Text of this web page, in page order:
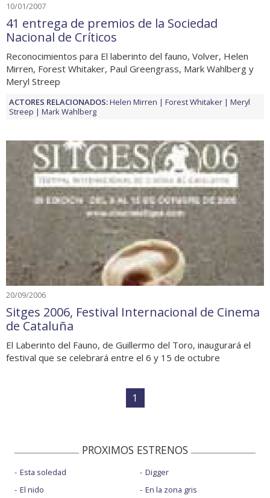
10/01/2007
41 entrega de premios de la Sociedad
Nacional de Críticos
Reconocimientos para El laberinto del fauno, Volver, Helen
Mirren, Forest Whitaker, Paul Greengrass, Mark Wahlberg y
Meryl Streep
ACTORES RELACIONADOS:Helen Mirren Forest Whitaker
Meryl
Streep
Mark Wahlberg
20/09/2006
Sitges 2006, Festival Internacional de Cinema
de Cataluña
El Laberinto del Fauno, de Guillermo del Toro, inaugurará el
festival que se celebrará entre el 6 y 15 de octubre
1
PROXIMOS ESTRENOS
Esta soledad
El nido
Digger
En la zona gris